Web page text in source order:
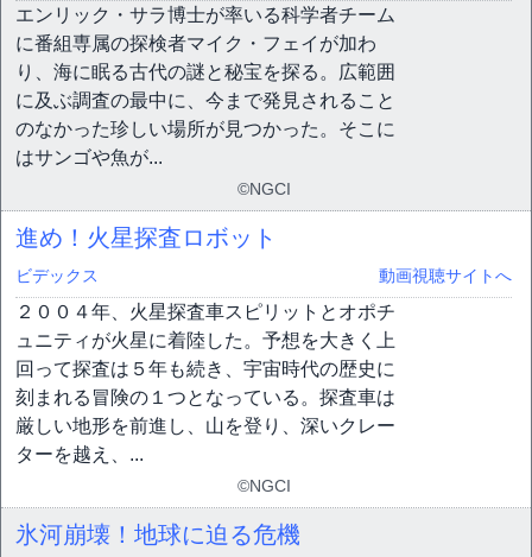
エンリック・サラ博士が率いる科学者チーム
に番組専属の探検者マイク・フェイが加わ
り、海に眠る古代の謎と秘宝を探る。広範囲
に及ぶ調査の最中に、今まで発見されること
のなかった珍しい場所が見つかった。そこに
はサンゴや魚が...
©NGCI
進め！火星探査ロボット
ビデックス 動画視聴サイトへ
２００４年、火星探査車スピリットとオポチ
ュニティが火星に着陸した。予想を大きく上
回って探査は５年も続き、宇宙時代の歴史に
刻まれる冒険の１つとなっている。探査車は
厳しい地形を前進し、山を登り、深いクレー
ターを越え、...
©NGCI
氷河崩壊！地球に迫る危機